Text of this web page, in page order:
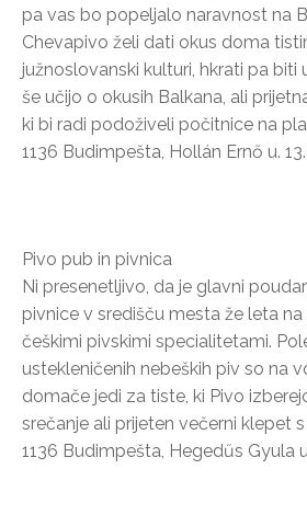
pa vas bo popeljalo naravnost na
Chevapivo želi dati okus doma
južnoslovanski kulturi, hkrati pa biti
še učijo o okusih Balkana, ali
ki bi radi podoživeli počitnice na
1136 Budimpešta, Hollán Ernő u. 13.
Pivo pub in pivnica
Ni presenetljivo, da je glavni
pivnice v središču mesta že leta
češkimi pivskimi specialitetami.
ustekleničenih nebeških piv so na
domače jedi za tiste, ki Pivo
srečanje ali prijeten večerni klepet s
1136 Budimpešta, Hegedűs Gyula